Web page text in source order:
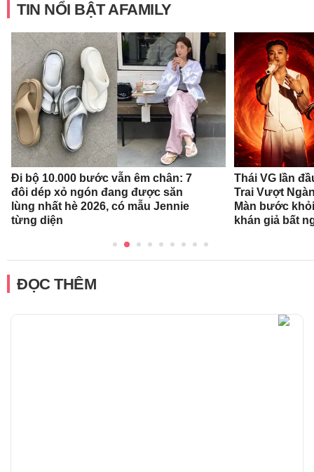
TIN NỔI BẬT AFAMILY
Đi bộ 10.000 bước vẫn êm chân: 7
đôi dép xỏ ngón đang được săn
lùng nhất hè 2026, có mẫu Jennie
từng diện
Thái VG lần
Trai Vượt
Màn bước
khán giả bất
ĐỌC THÊM